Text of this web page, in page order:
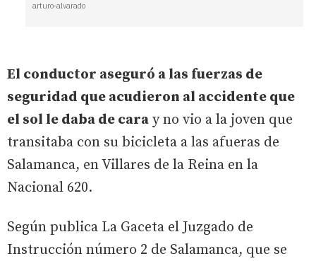
arturo-alvarado
El conductor aseguró a las fuerzas de
seguridad que acudieron al accidente que
el sol le daba de cara y no vio a la joven que
transitaba con su bicicleta a las afueras de
Salamanca, en Villares de la Reina en la
Nacional 620.
Según publica La Gaceta el Juzgado de
Instrucción número 2 de Salamanca, que se